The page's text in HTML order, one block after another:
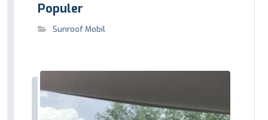
Populer
Sunroof Mobil